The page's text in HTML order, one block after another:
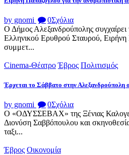
by gnomi 0Σχόλια
Ο Δήμος Αλεξανδρούπολης συγχαίρει
Ελληνικού Ερυθρού Σταυρού, Ειρήνη
συμμετ...
Cinema-Θέατρο Έβρος Πολιτισμός
Έρχεται το Σάββατο στην Αλεξανδρούπολη
by gnomi 0Σχόλια
Ο «ΟΔΥΣΣΕΒΑΧ» της Ξένιας
Διονύση Σαββόπουλου και
ταξι...
Έβρος Οικονομία